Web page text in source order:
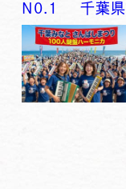
N0. 1 千葉県